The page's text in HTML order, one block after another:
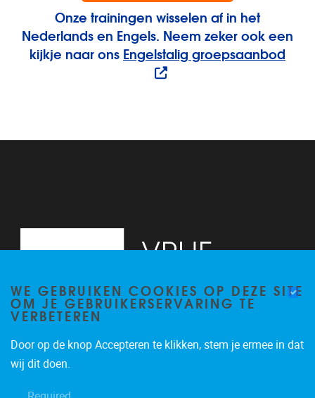
Onze trainingen wisselen af in het
Nederlands en Engels. Neem zeker ook een
kijkje naar ons Engelstalig groepsaanbod
WE GEBRUIKEN COOKIES OP DEZE SITE
OM JE GEBRUIKERSERVARING TE
VERBETEREN
Door op de knop Accepteren te klikken, stem je ermee in dat
wij dit doen.